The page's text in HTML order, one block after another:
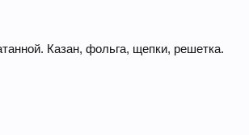
Казан, фольга, щепки, решетка.